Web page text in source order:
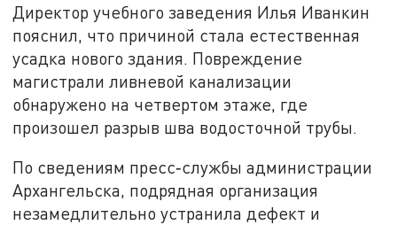
Директор учебного заведения Илья Иванкин
пояснил, что причиной стала естественная
усадка нового здания. Повреждение
магистрали ливневой канализации
обнаружено на четвертом этаже, где
произошел разрыв шва водосточной трубы.
По сведениям пресс‑службы администрации
Архангельска, подрядная организация
незамедлительно устранила дефект и